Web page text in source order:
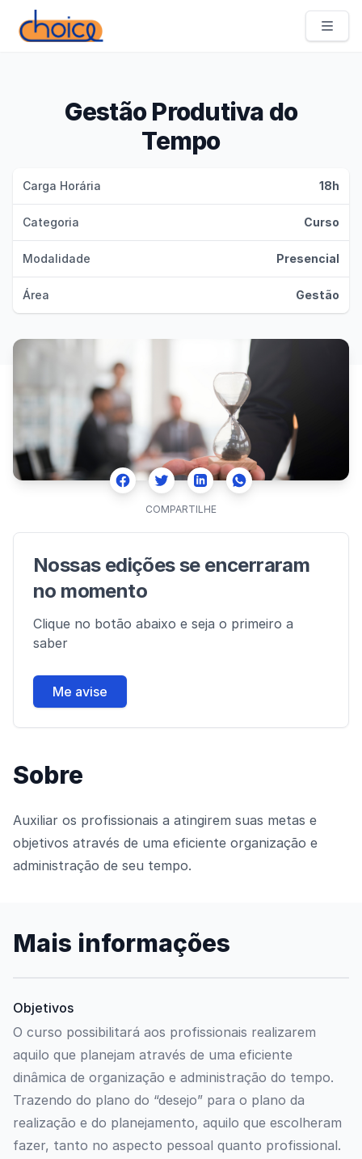
Choice Academia de Profissões
Gestão Produtiva do
Tempo
Carga Horária 18h
Categoria Curso
Modalidade Presencial
Área Gestão
FacebookTwitterLinkedinWhatsapp
COMPARTILHE
Nossas edições se encerraram
no momento
Clique no botão abaixo e seja o primeiro a
saber
Me avise
Sobre
Auxiliar os profissionais a atingirem suas metas e
objetivos através de uma eficiente organização e
administração de seu tempo.
Mais informações
Objetivos
O curso possibilitará aos profissionais realizarem
aquilo que planejam através de uma eficiente
dinâmica de organização e administração do tempo.
Trazendo do plano do “desejo” para o plano da
realização e do planejamento, aquilo que escolheram
fazer, tanto no aspecto pessoal quanto profissional.